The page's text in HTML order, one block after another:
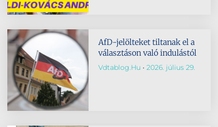
AfD-jelölteket tiltanak el a
választáson való indulástól
Vdtablog.hu 2026. július 29.